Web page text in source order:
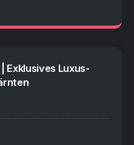
Exklusives Luxus-